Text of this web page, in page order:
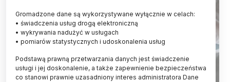
Gromadzone dane są wykorzystywane wyłącznie w celach:
• świadczenia usług drogą elektroniczną
• wykrywania nadużyć w usługach
• pomiarów statystycznych i udoskonalenia usług
Podstawą prawną przetwarzania danych jest świadczenie
usługi i jej doskonalenie, a także zapewnienie bezpieczeństwa
co stanowi prawnie uzasadniony interes administratora Dane